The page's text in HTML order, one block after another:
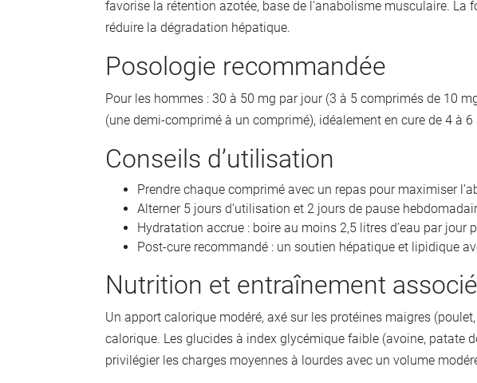
favorise la rétention azotée, base de l’anabolisme musculaire.
réduire la dégradation hépatique.
Posologie recommandée
Pour les hommes : 30 à 50 mg par jour (3 à 5 comprimés de 10
(une demi-comprimé à un comprimé), idéalement en cure de 4 à
Conseils d’utilisation
Prendre chaque comprimé avec un repas pour maximiser
Alterner 5 jours d’utilisation et 2 jours de pause
Hydratation accrue : boire au moins 2,5 litres d’eau par jour
Post-cure recommandé : un soutien hépatique et lipidique
Nutrition et entraînement
Un apport calorique modéré, axé sur les protéines maigres
calorique. Les glucides à index glycémique faible (avoine, patate
privilégier les charges moyennes à lourdes avec un volume